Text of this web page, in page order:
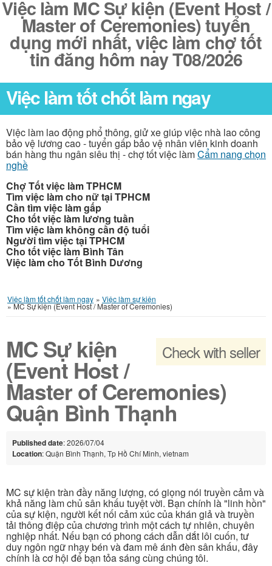
Việc làm MC Sự kiện (Event Host /
Master of Ceremonies) tuyển
dụng mới nhất, việc làm chợ tốt
tin đăng hôm nay T08/2026
Việc làm tốt chốt làm ngay
Việc làm lao động phổ thông, giử xe giúp việc nhà lao công
bảo vệ lương cao - tuyển gấp bảo vệ nhân viên kinh doanh
bán hàng thu ngân siêu thị - chợ tốt việc làmCẩm nang chọn
nghề
Chợ Tốt việc làm TPHCM
Tìm việc làm cho nữ tại TPHCM
Cần tìm việc làm gấp
Cho tốt việc làm lương tuần
Tìm việc làm không cần độ tuổi
Người tìm việc tại TPHCM
Cho tốt việc làm Bình Tân
Việc làm cho Tốt Bình Dương
Việc làm tốt chốt làm ngay » Việc làm sự kiện
»MC Sự kiện (Event Host / Master of Ceremonies)
Check with seller
MC Sự kiện
(Event Host /
Master of Ceremonies)
Quận Bình Thạnh
Published date: 2026/07/04
Location: Quận Bình Thạnh, Tp Hồ Chí Minh, vietnam
MC sự kiện tràn đầy năng lượng, có giọng nói truyền cảm và
khả năng làm chủ sân khấu tuyệt vời. Bạn chính là "linh hồn"
của sự kiện, người kết nối cảm xúc của khán giả và truyền
tải thông điệp của chương trình một cách tự nhiên, chuyên
nghiệp nhất. Nếu bạn có phong cách dẫn dắt lôi cuốn, tư
duy ngôn ngữ nhạy bén và đam mê ánh đèn sân khấu, đây
chính là cơ hội để bạn tỏa sáng cùng chúng tôi.